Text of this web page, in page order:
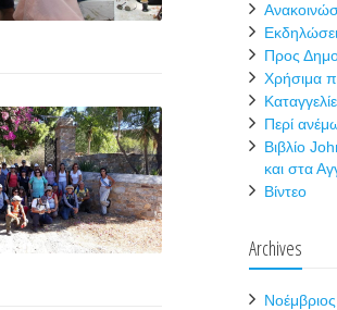
Προς
Χρήσιμα
Περί
Βιβλίο
και στα
Βίντεο
Archives